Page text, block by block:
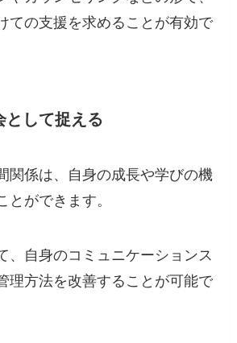
ての支援を求めることが有効で
として捉える
関係は、自身の成長や学びの機
とができます。
、自身のコミュニケーションス
理方法を改善することが可能で